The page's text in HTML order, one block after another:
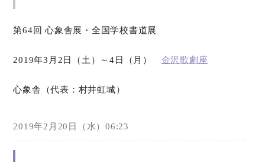
第64回 心象舎展・全国学校書道展
2019年3月2日（土）～4日（月） 金沢歌劇座
心象舎（代表：村井虹城）
2019年2月20日（水）06:23